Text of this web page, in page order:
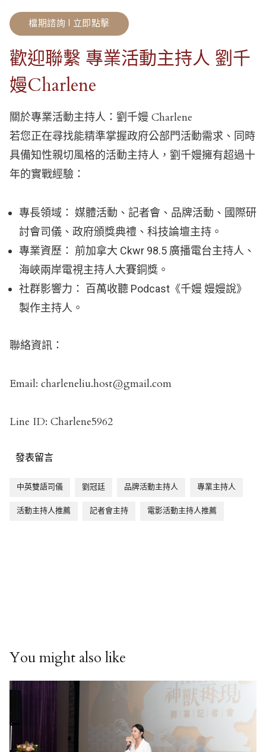
檔期諮詢 | 立即點擊
歡迎聯繫 專業活動主持人 劉千
嫚Charlene
關於專業活動主持人：劉千嫚 Charlene
若您正在尋找能精準掌握政府公部門活動需求、同時
具備知性親切風格的活動主持人，劉千嫚擁有超過十
年的實戰經驗：
專長領域： 媒體活動、記者會、品牌活動、國際研
討會司儀、政府頒獎典禮、科技論壇主持。
專業資歷： 前加拿大 Ckwr 98.5 廣播電台主持人、
海峽兩岸電視主持人大賽銅獎。
社群影響力： 百萬收聽 Podcast《千嫚 嫚嫚說》
製作主持人。
聯絡資訊：
Email: charleneliu.host@gmail.com
Line ID: Charlene5962
發表留言
中英雙語司儀 劉冠廷 品牌活動主持人 專業主持人
活動主持人推薦 記者會主持 電影活動主持人推薦
You might also like